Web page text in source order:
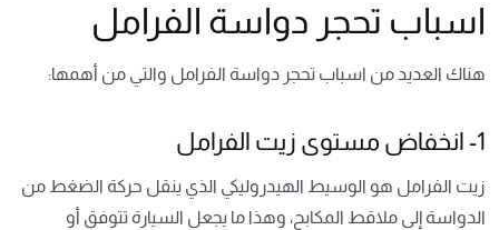
اسباب تحجر دواسة الفرامل
هناك العديد من اسباب تحجر دواسة الفرامل والتي من أهمها:
1- انخفاض مستوى زيت الفرامل
زيت الفرامل هو الوسيط الهيدروليكي الذي ينقل حركة الضغط من
الدواسة إلى ملاقط المكابح، وهذا ما يجعل السيارة تتوفق أو